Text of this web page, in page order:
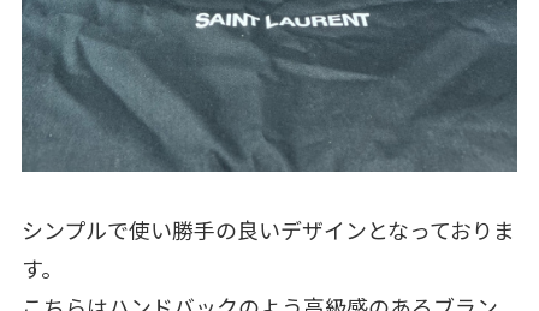
シンプルで使い勝手の良いデザインとなっておりま
す。